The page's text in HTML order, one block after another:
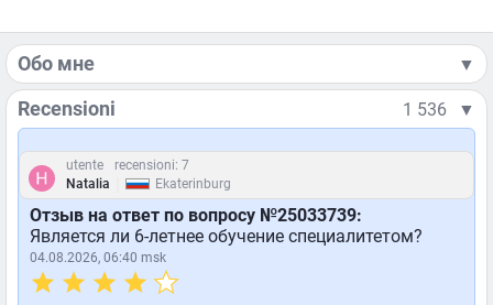
Обо мне ▼
Recensioni 1 536 ▼
utente
recensioni: 7
Natalia
Ekaterinburg
Отзыв на ответ по вопросу №25033739:
Является ли 6-летнее обучение специалитетом?
04.08.2026, 06:40 msk